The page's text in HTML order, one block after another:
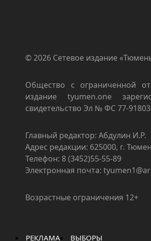
© 2026 Сетевое издание
Общество с ограниченной
издание tyumen.one
свидетельство Эл № ФС 77-91803
Главный редактор: Абдулин И.Р.
Адрес редакции: 625000, г.
Телефон: 8 (3452)55-55-89
Электронная почта:
Возрастные ограничения 12+
РЕКЛАМА ВЫБОРЫ